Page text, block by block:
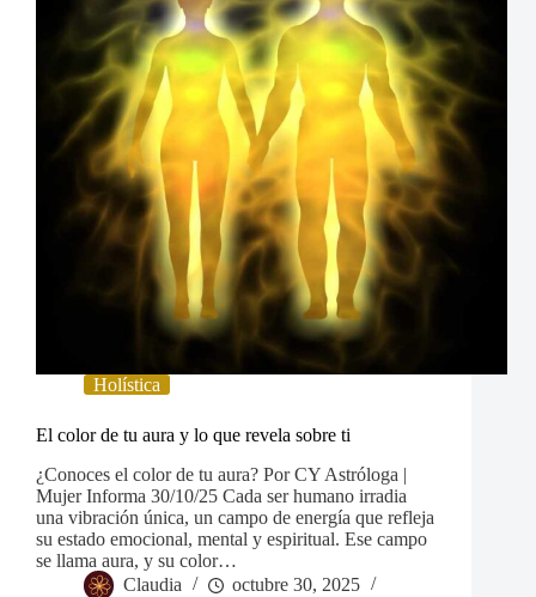
Holística
El color de tu aura y lo que revela sobre ti
¿Conoces el color de tu aura? Por CY Astróloga |
Mujer Informa 30/10/25 Cada ser humano irradia
una vibración única, un campo de energía que refleja
su estado emocional, mental y espiritual. Ese campo
se llama aura, y su color…
Claudia
octubre 30, 2025